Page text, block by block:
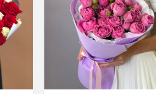
Воронеж